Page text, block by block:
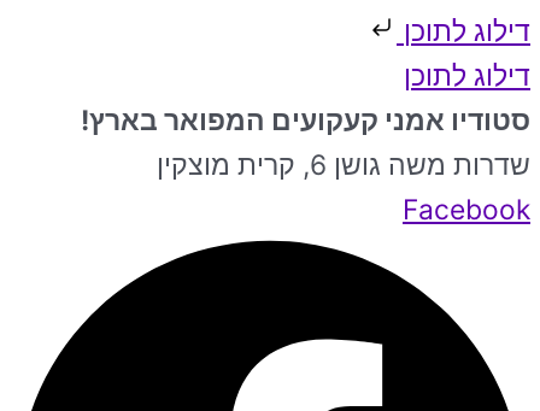
דילוג לתוכן
דילוג לתוכן
סטודיו אמני קעקועים המפואר בארץ!
שדרות משה גושן 6, קרית מוצקין
Facebook